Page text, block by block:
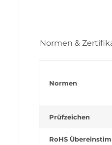
Normen &
Normen
Prüfzeichen
RoHS